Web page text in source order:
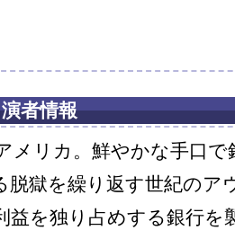
者情報
メリカ。鮮やかな手口
脱獄を繰り返す世紀のア
益を独り占めする銀行を